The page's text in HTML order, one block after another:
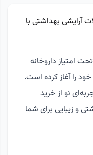
بهداشتی با
امتیاز داروخانه‌
را آغاز کرده است.
نو از خرید
و زیبایی برای شما